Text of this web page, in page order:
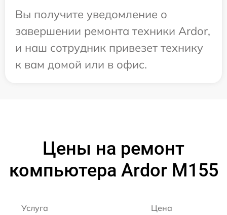
Вы получите уведомление о
завершении ремонта техники Ardor,
и наш сотрудник привезет технику
к вам домой или в офис.
Цены на ремонт
компьютера Ardor M155
Услуга Цена